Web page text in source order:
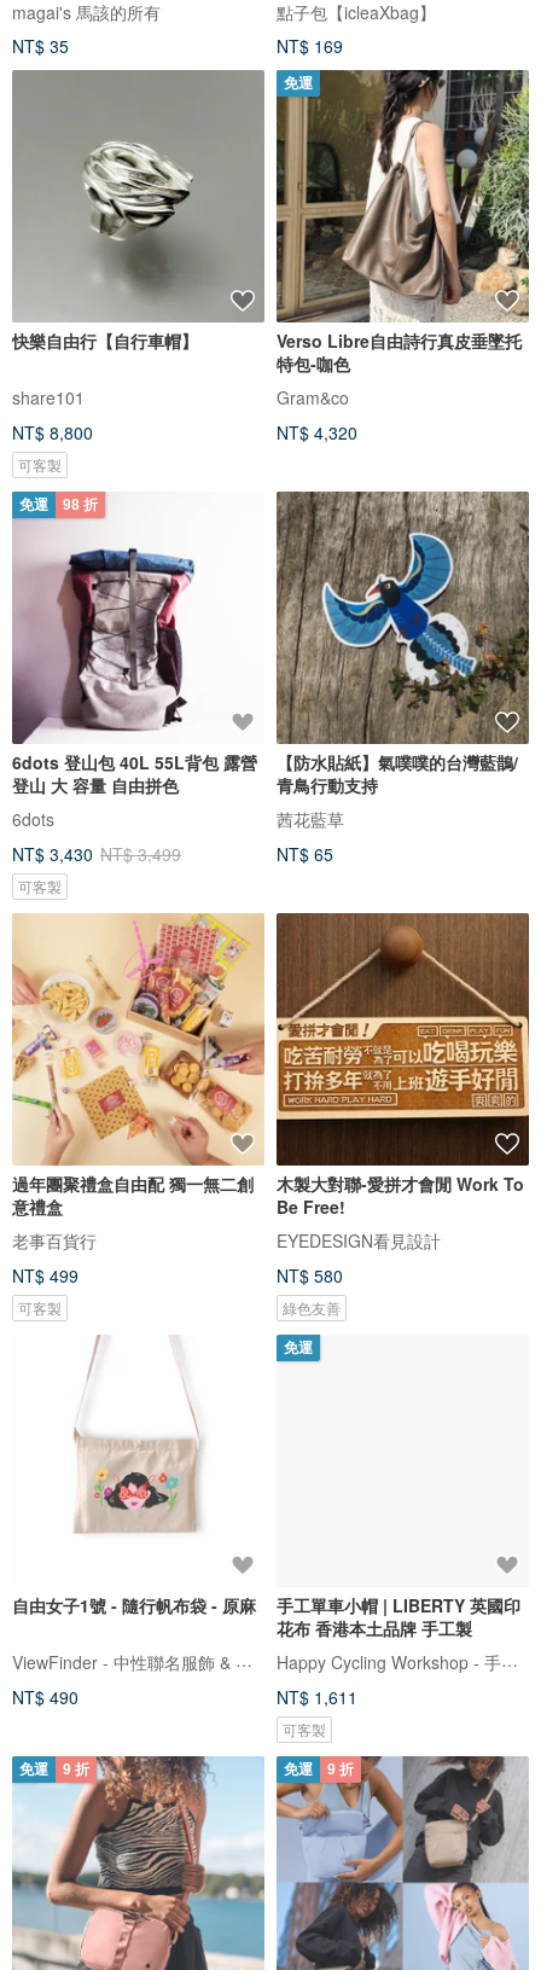
magai's 馬該的所有
NT$ 35
點子包【icleaXbag】
NT$ 169
快樂自由行【自行車帽】
share101
NT$ 8,800
可客製
免運
Verso Libre自由詩行真皮垂墜托
特包-咖色
Gram&co
NT$ 4,320
免運 98 折
6dots 登山包 40L 55L背包 露營
登山 大 容量 自由拼色
6dots
NT$ 3,430 NT$ 3,499
可客製
【防水貼紙】氣噗噗的台灣藍鵲/
青鳥行動支持
茜花藍草
NT$ 65
過年團聚禮盒自由配 獨一無二創
意禮盒
老事百貨行
NT$ 499
可客製
木製大對聯-愛拼才會閒 Work To
Be Free!
EYEDESIGN看見設計
NT$ 580
綠色友善
自由女子1號 - 隨行帆布袋 - 原麻
ViewFinder - 中性聯名服飾 & 圖像授權周邊
NT$ 490
免運
手工單車小帽 | LIBERTY 英國印
花布 香港本土品牌 手工製
Happy Cycling Workshop - 手工單車小帽
NT$ 1,611
可客製
免運 9 折 免運 9 折